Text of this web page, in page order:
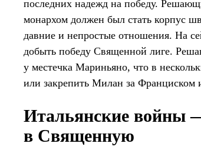
последних надежд на победу.
монархом должен был стать корпус
давние и непростые отношения. На
добыть победу Священной лиге.
у местечка Мариньяно, что в
или закрепить Милан за Франциском
Итальянские войны
в Священную